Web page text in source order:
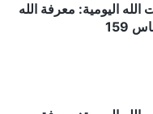
الله اليومية: معرفة الله
159